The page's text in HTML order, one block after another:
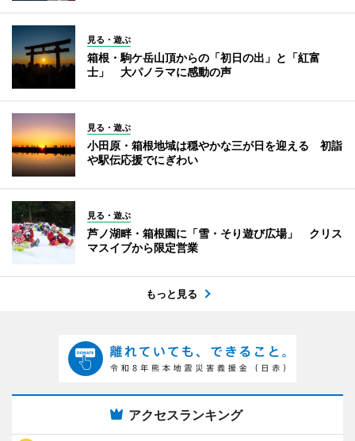
見る・遊ぶ
箱根・駒ケ岳山頂からの「初日の出」と「紅富
士」 大パノラマに感動の声
見る・遊ぶ
小田原・箱根地域は穏やかな三が日を迎える 初詣
や駅伝応援でにぎわい
見る・遊ぶ
芦ノ湖畔・箱根園に「雪・そり遊び広場」 クリス
マスイブから限定営業
もっと見る
アクセスランキング